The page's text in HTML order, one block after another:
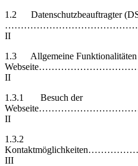
1.2 Datenschutzbeauftragter
II
1.3 Allgemeine Funktionalitäten
II
1.3.1 Besuch der
II
1.3.2
III